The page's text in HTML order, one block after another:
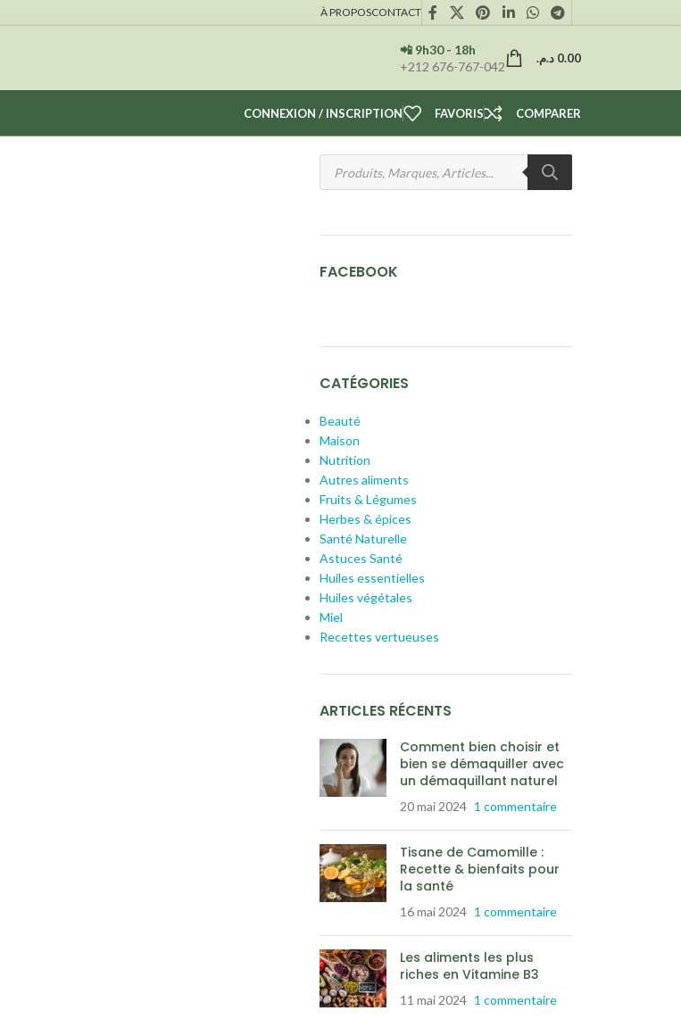
À PROPOSCONTACT
📲 9h30 - 18h
+212 676-767-042
0.00 د.م.
CONNEXION / INSCRIPTION FAVORIS COMPARER
FACEBOOK
CATÉGORIES
Beauté
Maison
Nutrition
Autres aliments
Fruits & Légumes
Herbes & épices
Santé Naturelle
Astuces Santé
Huiles essentielles
Huiles végétales
Miel
Recettes vertueuses
ARTICLES RÉCENTS
Comment bien choisir et
bien se démaquiller avec
un démaquillant naturel
20 mai 2024 1 commentaire
Tisane de Camomille :
Recette & bienfaits pour
la santé
16 mai 2024 1 commentaire
Les aliments les plus
riches en Vitamine B3
11 mai 2024 1 commentaire